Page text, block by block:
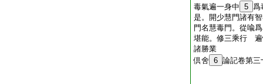
毒氣遍一身中 5 爲
是。開少慧門諸有
門名慧毒門。從喩
堪能。修三乘行 遍
諸勝業
倶舍 6 論記卷第三